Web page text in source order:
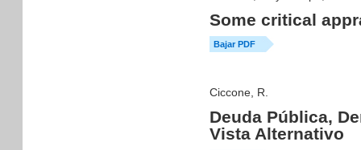
Some critical
Bajar PDF
Ciccone, R.
Deuda Pública,
Vista Alternativo